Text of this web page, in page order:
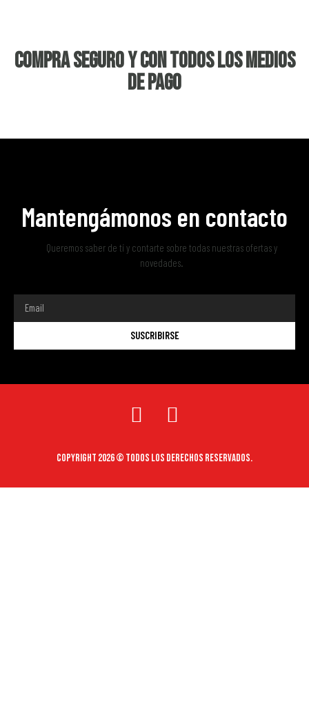
Compra seguro y con todos los medios
de pago
Mantengámonos en contacto
Queremos saber de tí y contarte sobre todas nuestras ofertas y
novedades.
SUSCRIBIRSE
Copyright 2026 © Todos los derechos reservados.